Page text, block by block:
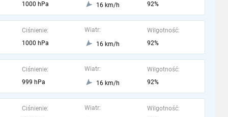
1000 hPa
16 km/h
92%
Ciśnienie:
1000 hPa
Wiatr:
16 km/h
Wilgotność:
92%
Ciśnienie:
999 hPa
Wiatr:
16 km/h
Wilgotność:
92%
Ciśnienie:
Wiatr:
Wilgotność: